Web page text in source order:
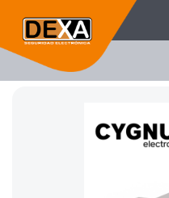
RUBRO 08 CONECTIVIDAD